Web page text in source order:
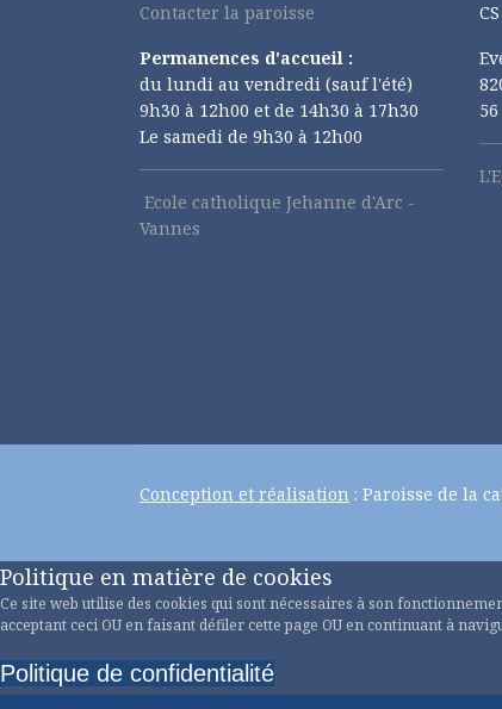
Contacter la paroisse
Permanences d'accueil :
du lundi au vendredi (sauf l'été)
9h30 à 12h00 et de 14h30 à 17h30
Le samedi de 9h30 à 12h00
Ecole catholique Jehanne d'Arc -
Vannes
Conception et réalisation : Paroisse de la
Politique en matière de cookies
Ce site web utilise des cookies qui sont nécessaires à son
acceptant ceci OU en faisant défiler cette page OU en continuant à
Politique de confidentialité